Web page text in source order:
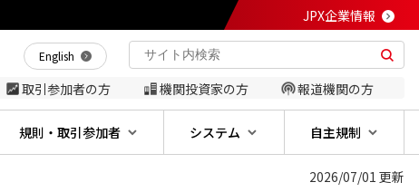
JPX企業情報
規則・取引参加者 システム 自主規制
取引参加者の方 機関投資家の方 報道機関の方
English
2026/07/01 更新